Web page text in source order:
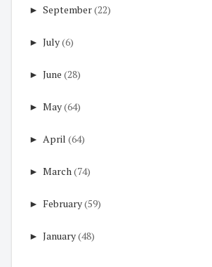
► September(22)
► July(6)
► June (28)
► May(64)
► April (64)
► March(74)
► February(59)
► January(48)